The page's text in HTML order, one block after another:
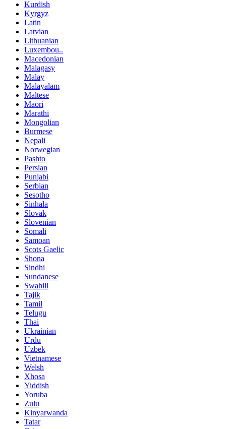
Kurdish
Kyrgyz
Latin
Latvian
Lithuanian
Luxembou..
Macedonian
Malagasy
Malay
Malayalam
Maltese
Maori
Marathi
Mongolian
Burmese
Nepali
Norwegian
Pashto
Persian
Punjabi
Serbian
Sesotho
Sinhala
Slovak
Slovenian
Somali
Samoan
Scots Gaelic
Shona
Sindhi
Sundanese
Swahili
Tajik
Tamil
Telugu
Thai
Ukrainian
Urdu
Uzbek
Vietnamese
Welsh
Xhosa
Yiddish
Yoruba
Zulu
Kinyarwanda
Tatar